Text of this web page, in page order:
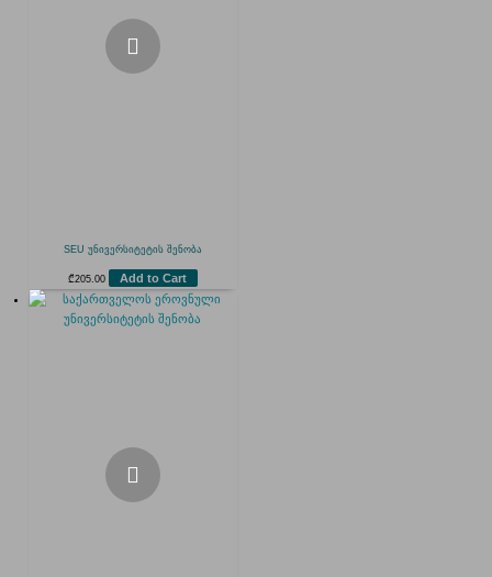
SEU უნივერსიტეტის შენობა
₾205.00 Add to Cart